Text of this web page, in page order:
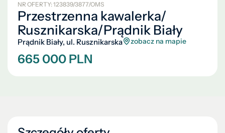
NR OFERTY: 123839/3877/OMS
Przestrzenna kawalerka/
Rusznikarska/Prądnik Biały
Prądnik Biały, ul. Rusznikarska zobacz na mapie
665 000 PLN